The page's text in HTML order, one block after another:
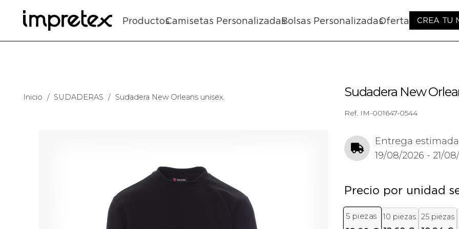
ProductosCamisetas PersonalizadasBolsas PersonalizadasOferta CREA TU
Inicio / SUDADERAS / Sudadera New Orleans unisex. Sudadera New
Ref. IM-001647-0544
Entrega
19/08/2026 - 21/
Precio por unidad
5 piezas 10 piezas 25 piezas